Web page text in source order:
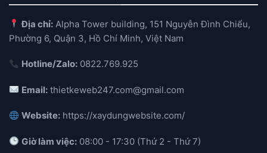
Địa chỉ: Alpha Tower building, 151 Nguyễn Đình Chiểu,
Phường 6, Quận 3, Hồ Chí Minh, Việt Nam
Hotline/Zalo: 0822.769.925
Email: thietkeweb247.com@gmail.com
Website: https://xaydungwebsite.com/
Giờ làm việc: 08:00 - 17:30 (Thứ 2 - Thứ 7)